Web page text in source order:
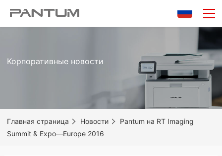
Корпоративные новости
Главная страница Новости
Pantum на RT Imaging
Summit & Expo—Europe 2016